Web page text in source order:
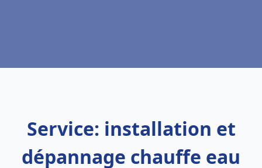
Service: installation et
dépannage chauffe eau